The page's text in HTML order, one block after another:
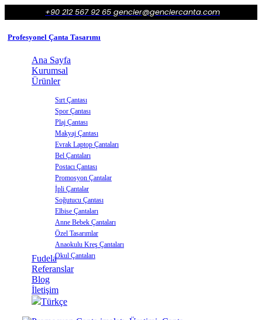
+90 212 567 92 65 gencler@genclercanta.com
Profesyonel Çanta Tasarımı
Ana Sayfa
Kurumsal
Ürünler
Sırt Çantası
Spor Çantası
Plaj Çantası
Makyaj Çantası
Evrak Laptop Çantaları
Bel Çantaları
Postacı Çantası
Promosyon Çantalar
İpli Çantalar
Soğutucu Çantası
Elbise Çantaları
Anne Bebek Çantaları
Özel Tasarımlar
Anaokulu Kreş Çantaları
Okul Çantaları
Fudela
Referanslar
Blog
İletişim
Türkçe